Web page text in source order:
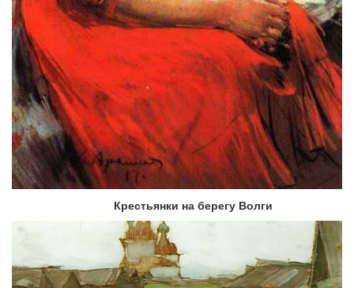
Крестьянки на берегу Волги